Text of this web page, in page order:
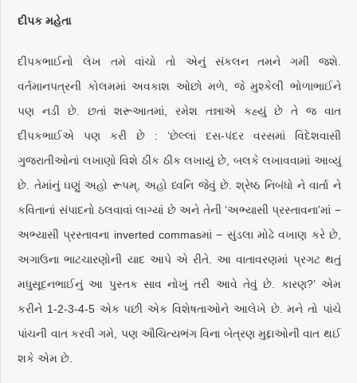
દીપક મહેતા
દીપકભાઈનો લેખ તમે વાંચો તો એનું સંકલન તમને ગમી જશે.
વર્તમાનપત્રની કોલમમાં અવકાશ ઓછો મળે, જે મુશ્કેલી ભોળાભાઈને
પણ નડી છે. છતાં શરૂઆતમાં, રમેશ તન્નાએ કહ્યું છે તે જ વાત
દીપકભાઈએ પણ કરી છે : ‘છેલ્લાં દસ-પંદર વરસમાં વિદેશવાસી
ગુજરાતીઓનાં લખાણો વિશે ઠીક ઠીક લખાયું છે, બલકે લખાવવામાં આવ્યું
છે. તેમાંનું ઘણું અહો રૂપમ્, અહો ધ્વનિ જેવું છે. શ્રેષ્ઠ નિબંધો ને વાર્તા ને
કવિતાનાં સંપાદનો ઠલવાવાં લાગ્યાં છે અને તેની ‘અભ્યાસી પ્રસ્તાવના’માં −
અભ્યાસી પ્રસ્તાવના inverted commasમાં − સુંડલા મોઢે વખાણ કરે છે,
અગાઉના ભાટચારણોની યાદ આપે એ રીતે. આ વાતાવરણમાં પ્રગટ થતું
મધુસૂદનભાઈનું આ પુસ્તક સાવ નોખું તરી આવે તેવું છે. કારણ?’ એમ
કરીને 1-2-3-4-5 એક પછી એક વિશેષતાઓને આલેખે છે. મને તો પાંચે
પાંચની વાત કરવી ગમે, પણ ઔચિત્યભંગ વિના બેત્રણ મુદ્દાઓની વાત થઈ
શકે એમ છે.